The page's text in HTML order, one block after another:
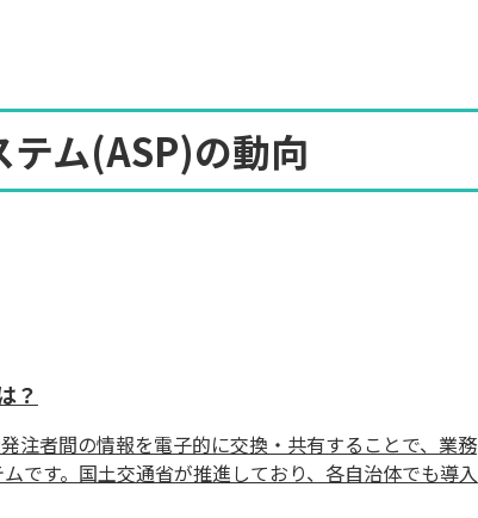
テム(ASP)の動向
？
注者間の情報を電子的に交換・共有することで、業務
です。国土交通省が推進しており、各自治体でも導入